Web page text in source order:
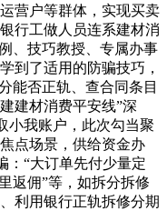
营户等群体，实现买卖
行工做人员连系建材消
、技巧教授、专属办事
到了适用的防骗技巧，
能否正轨、查合同条目
建材消费平安线”深
小我账户，此次勾当聚
点场景，供给资金办
：“大订单先付少量定
返佣”等，如拆分拆修
利用银行正轨拆修分期